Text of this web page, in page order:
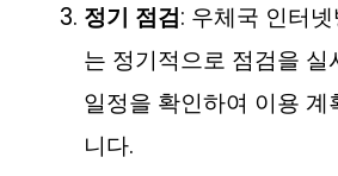
정기 점검: 우체국 인터
는 정기적으로 점검을 실
일정을 확인하여 이용 계
니다.